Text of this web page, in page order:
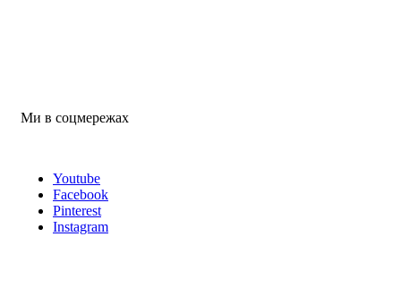
Ми в соцмережах
Youtube
Facebook
Pinterest
Instagram